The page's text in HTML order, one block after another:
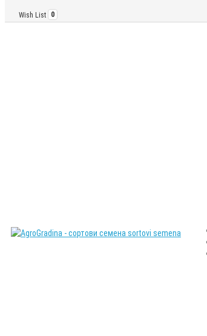
Wish List 0